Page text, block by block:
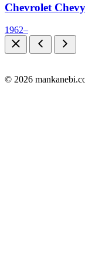
Chevrolet
1962–
© 2026